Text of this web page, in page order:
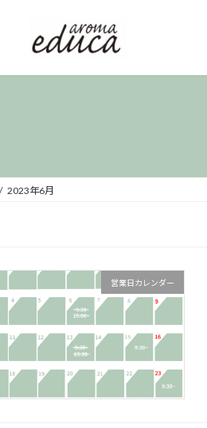
2023年6月
営業日カレンダー